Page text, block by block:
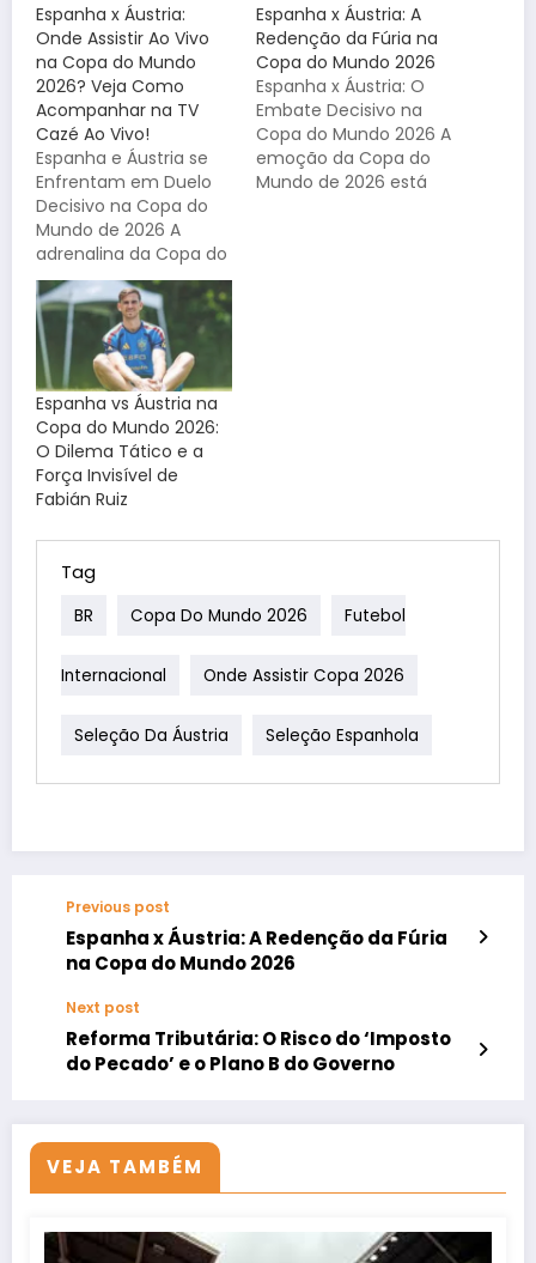
Espanha x Áustria:
Onde Assistir Ao Vivo
na Copa do Mundo
2026? Veja Como
Acompanhar na TV
Cazé Ao Vivo!
Espanha e Áustria se
Enfrentam em Duelo
Decisivo na Copa do
Mundo de 2026 A
adrenalina da Copa do
Mundo de 2026
continua a subir! Nesta
quinta-feira, teremos
um confronto de
gigantes nos Estados
Unidos: Espanha e
Áustria medem forças
em uma partida válida
pela segunda fase do
torneio. O…
Espanha x Áustria: A
Redenção da Fúria na
Copa do Mundo 2026
Espanha x Áustria: O
Embate Decisivo na
Copa do Mundo 2026 A
emoção da Copa do
Mundo de 2026 está
Espanha vs Áustria na
Copa do Mundo 2026:
O Dilema Tático e a
Força Invisível de
Fabián Ruiz
Tag
BR Copa Do Mundo 2026 Futebol
Internacional Onde Assistir Copa 2026
Seleção Da Áustria Seleção Espanhola
Previous post
Espanha x Áustria: A Redenção da Fúria
na Copa do Mundo 2026
Next post
Reforma Tributária: O Risco do ‘Imposto
do Pecado’ e o Plano B do Governo
VEJA TAMBÉM